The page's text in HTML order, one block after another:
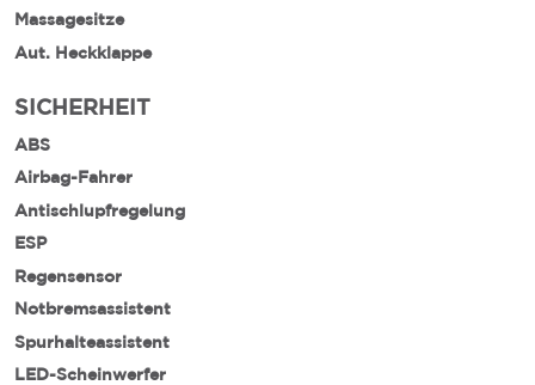
Massagesitze
Aut. Heckklappe
SICHERHEIT
ABS
Airbag-Fahrer
Antischlupfregelung
ESP
Regensensor
Notbremsassistent
Spurhalteassistent
LED-Scheinwerfer